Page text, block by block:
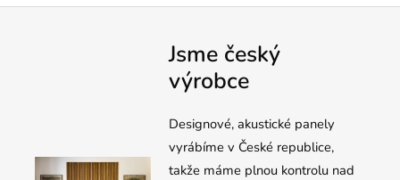
Jsme český
výrobce
Designové, akustické panely
vyrábíme v České republice,
takže máme plnou kontrolu nad